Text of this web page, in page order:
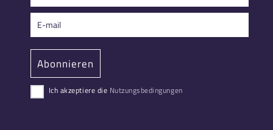
Ich akzeptiere die Nutzungsbedingungen